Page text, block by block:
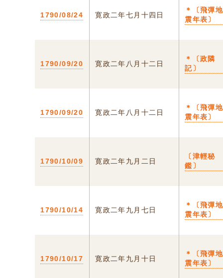
1790/08/24 寛政二年七月十四日
＊〔飛彈地
震年表〕
1790/09/20 寛政二年八月十二日
＊〔政隣
記〕
1790/09/20 寛政二年八月十二日
＊〔飛彈地
震年表〕
1790/10/09 寛政二年九月二日
〔津輕秘
鑑〕
1790/10/14 寛政二年九月七日
＊〔飛彈地
震年表〕
1790/10/17 寛政二年九月十日
＊〔飛彈地
震年表〕